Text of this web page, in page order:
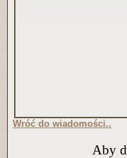
Wróć do wiadomości..
Aby